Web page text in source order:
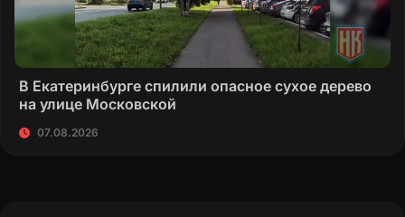
В Екатеринбурге спилили опасное сухое дерево
на улице Московской
07.08.2026